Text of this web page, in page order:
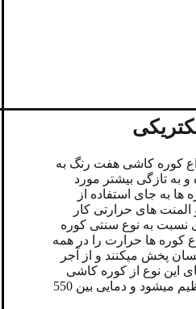
کوره کاشی هفت رنگ به
به تازگی بیشتر مورد
ها به جای استفاده از
های حرارتی کار
نسبت به نوع سنتی کوره
کوره ها حرارت را در همه
پخش میکنند و از آجر
این نوع از کوره کاشی
هفت رنگ به صورت دقیق تنظیم میشود و دمایی بین 550